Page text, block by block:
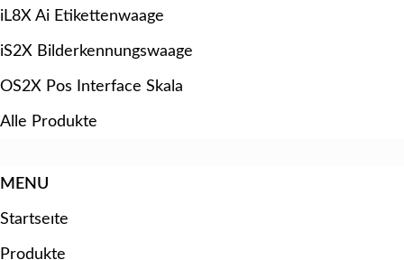
iL8X Ai Etikettenwaage
iS2X Bilderkennungswaage
OS2X Pos Interface Skala
Alle Produkte
MENU
Startseıte
Produkte